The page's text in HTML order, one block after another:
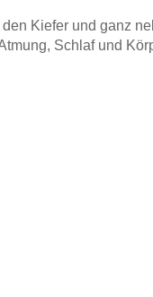
Kiefer und ganz
Schlaf und